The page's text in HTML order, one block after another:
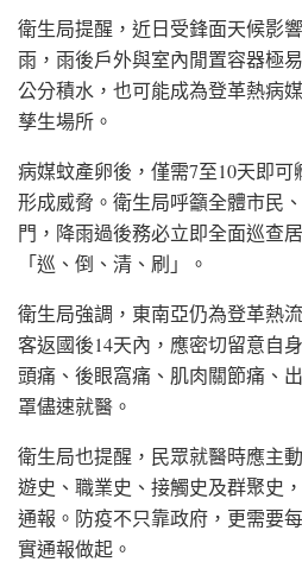
衛生局提醒，近日受鋒面天候影
雨，雨後戶外與室內閒置容器極
公分積水，也可能成為登革熱病
孳生場所。
病媒蚊產卵後，僅需7至10天即
形成威脅。衛生局呼籲全體市民
門，降雨過後務必立即全面巡查
「巡、倒、清、刷」。
衛生局強調，東南亞仍為登革熱
客返國後14天內，應密切留意自
頭痛、後眼窩痛、肌肉關節痛、
罩儘速就醫。
衛生局也提醒，民眾就醫時應主
遊史、職業史、接觸史及群聚史
通報。防疫不只靠政府，更需要
實通報做起。